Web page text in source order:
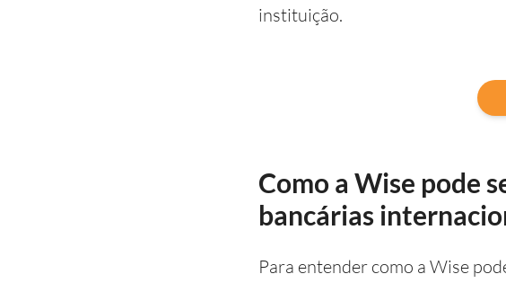
instituição.
Como a Wise pode
bancárias
Para entender como a Wise